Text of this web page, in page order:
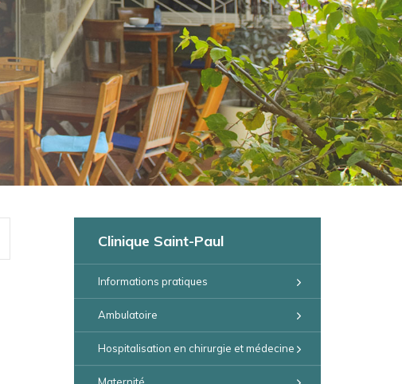
Clinique Saint-Paul
Informations pratiques
Ambulatoire
Hospitalisation en chirurgie et médecine